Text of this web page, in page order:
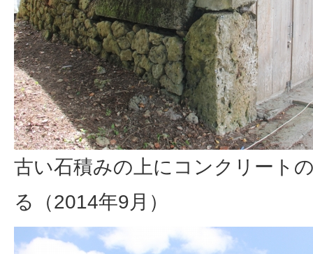
古い石積みの上にコンクリート
る（2014年9月）